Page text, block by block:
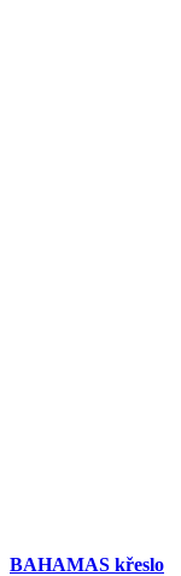
BAHAMAS křeslo